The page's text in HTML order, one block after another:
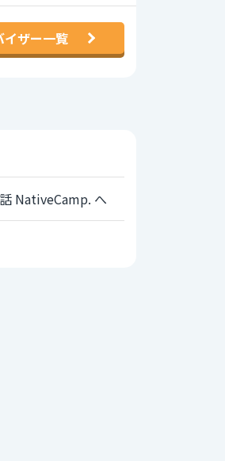
イザー一覧
NativeCamp. へ